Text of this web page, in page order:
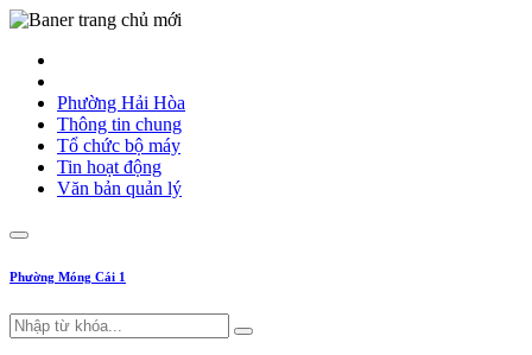
Phường Hải Hòa
Thông tin chung
Tổ chức bộ máy
Tin hoạt động
Văn bản quản lý
Phường Móng Cái 1